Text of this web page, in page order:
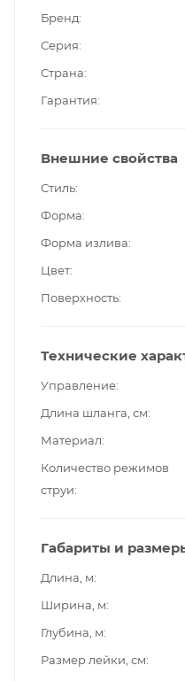
Бренд
Серия
Страна
Гарантия
Внешние свойства
Стиль
Форма
Форма излива
Цвет
Поверхность
Технические
Управление
Длина шланга, см
Материал
Количество режимов
струи
Габариты и
Длина, м
Ширина, м
Глубина, м
Размер лейки, см